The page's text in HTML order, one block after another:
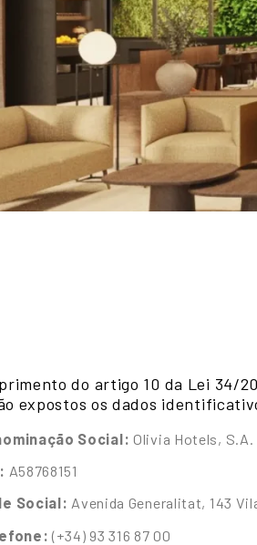
do artigo 10 da Lei 34/
expostos os dados
Social: Olivia Hotels, S.A.
A58768151
Social: Avenida Generalitat, 143
(+34) 93 316 87 00